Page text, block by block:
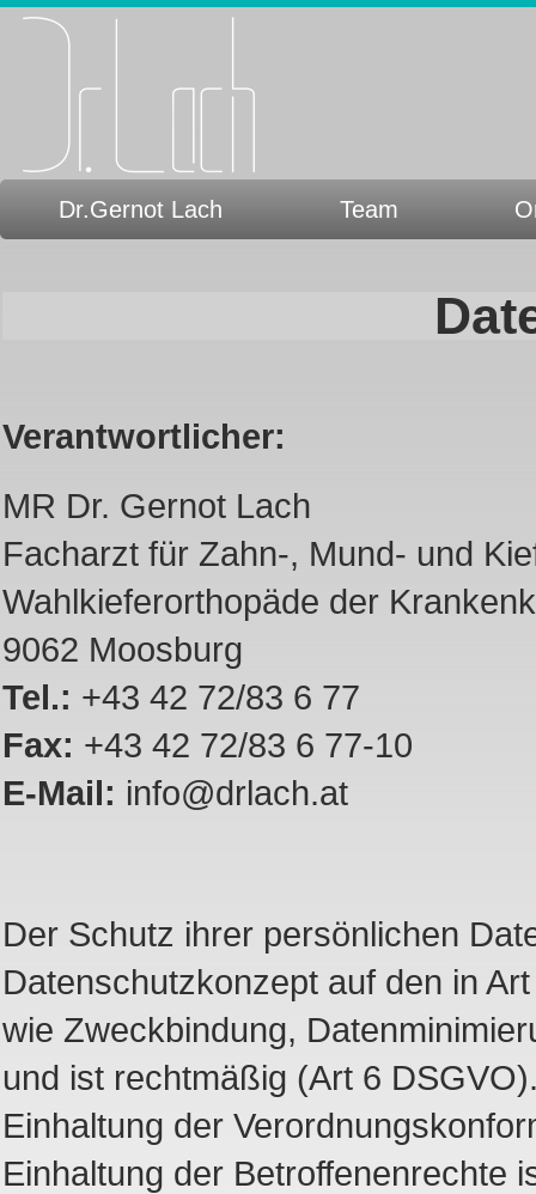
Dr.Gernot Lach Team
Verantwortlicher:
MR Dr. Gernot Lach
Facharzt für Zahn-, Mund- und
Wahlkieferorthopäde der
9062 Moosburg
Tel.: +43 42 72/83 6 77
Fax: +43 42 72/83 6 77-10
E-Mail: info@drlach.at
Der Schutz ihrer persönlichen
Datenschutzkonzept auf den in
wie Zweckbindung,
und ist rechtmäßig (Art 6
Einhaltung der
Einhaltung der Betroffenenrechte